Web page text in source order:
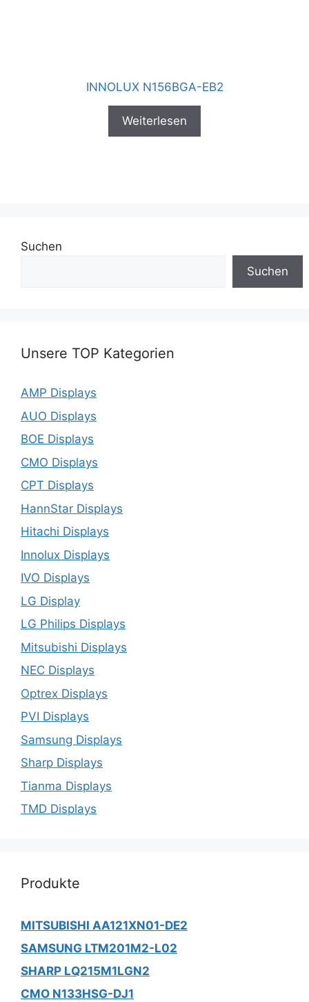
INNOLUX N156BGA-EB2
Weiterlesen
Suchen
Suchen
Unsere TOP Kategorien
AMP Displays
AUO Displays
BOE Displays
CMO Displays
CPT Displays
HannStar Displays
Hitachi Displays
Innolux Displays
IVO Displays
LG Display
LG Philips Displays
Mitsubishi Displays
NEC Displays
Optrex Displays
PVI Displays
Samsung Displays
Sharp Displays
Tianma Displays
TMD Displays
Produkte
MITSUBISHI AA121XN01-DE2
SAMSUNG LTM201M2-L02
SHARP LQ215M1LGN2
CMO N133HSG-DJ1